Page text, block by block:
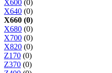
X600 (0)
X640 (0)
X660 (0)
X680 (0)
X700 (0)
X820 (0)
Z170 (0)
Z370 (0)